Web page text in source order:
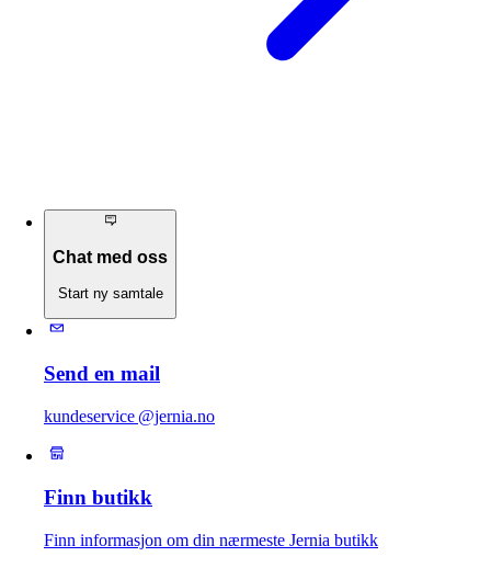
Chat med oss
Start ny samtale
Send en mail
kundeservice @jernia.no
Finn butikk
Finn informasjon om din nærmeste Jernia butikk